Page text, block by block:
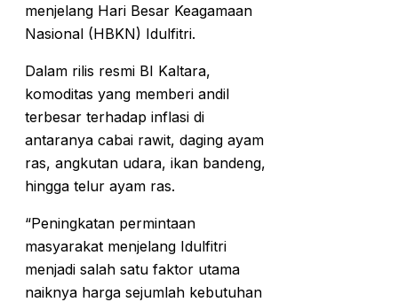
menjelang Hari Besar Keagamaan
Nasional (HBKN) Idulfitri.
Dalam rilis resmi BI Kaltara,
komoditas yang memberi andil
terbesar terhadap inflasi di
antaranya cabai rawit, daging ayam
ras, angkutan udara, ikan bandeng,
hingga telur ayam ras.
“Peningkatan permintaan
masyarakat menjelang Idulfitri
menjadi salah satu faktor utama
naiknya harga sejumlah kebutuhan